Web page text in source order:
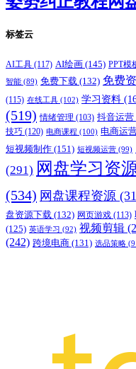
标签云
AI工具 (117) AI绘画 (145) PPT模
智能 (89) 免费下载 (132) 免费
(115) 在线工具 (102) 学习资料
(519) 情绪管理 (103) 抖音运营
技巧 (120) 电商课程 (100) 电商运
短视频制作 (151) 短视频运营 (99)
(291) 网盘学习资
(534) 网盘课程资源
盘资源下载 (132) 网页游戏 (113)
(125) 英语学习 (92) 视频剪辑
(242) 跨境电商 (131) 选品策略